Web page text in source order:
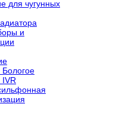
для чугунных
и
Бологое
IVR